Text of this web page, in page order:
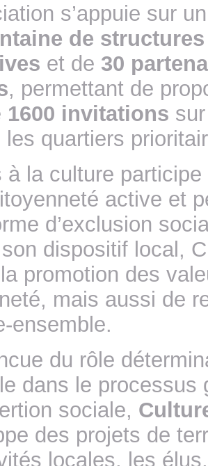
s’appuie sur
de
et de 30
, permettant de
1600 invitations
les quartiers
à la culture
active et
d’exclusion
dispositif local,
promotion des
mais aussi de
ensemble.
du rôle
dans le processus
sociale,
des projets de
locales, les